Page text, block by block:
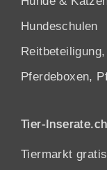
Hundeschulen
Pferdeboxen,
Tier-Inserate.ch
Tiermarkt